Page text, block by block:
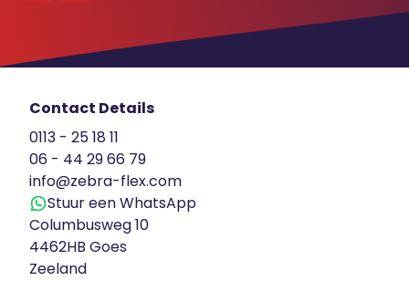
Contact Details
0113 - 25 18 11
06 - 44 29 66 79
info@zebra-flex.com
Stuur een WhatsApp
Columbusweg 10
4462HB Goes
Zeeland